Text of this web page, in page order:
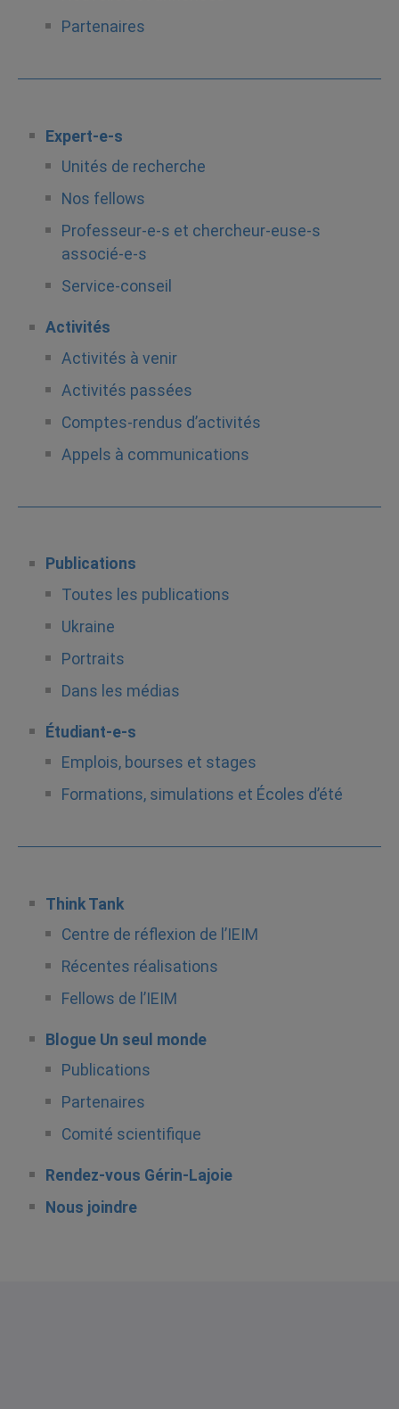
Partenaires
Expert-e-s
Unités de recherche
Nos fellows
Professeur-e-s et chercheur-euse-s
associé-e-s
Service-conseil
Activités
Activités à venir
Activités passées
Comptes-rendus d’activités
Appels à communications
Publications
Toutes les publications
Ukraine
Portraits
Dans les médias
Étudiant-e-s
Emplois, bourses et stages
Formations, simulations et Écoles d’été
Think Tank
Centre de réflexion de l’IEIM
Récentes réalisations
Fellows de l’IEIM
Blogue Un seul monde
Publications
Partenaires
Comité scientifique
Rendez-vous Gérin-Lajoie
Nous joindre